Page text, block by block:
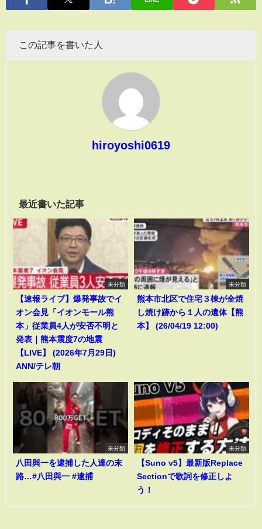
この記事を書いた人
hiroyoshi0619
最近書いた記事
未分類
【速報ライブ】爆発事故でイ
オン会見「イオンモール熊
本」従業員4人が安否不明と
発表｜熊本震度7の地震
【LIVE】 (2026年7月29日)
ANN/テレ朝
未分類
熊本市北区で住宅３棟が全焼
し焼け跡から１人の遺体【熊
本】 (26/04/19 12:00)
未分類
八田與一を逮捕した人達の末
路…#八田與一 #逮捕
未分類
【Suno v5】最新版Replace
Sectionで歌詞を修正しよ
う！